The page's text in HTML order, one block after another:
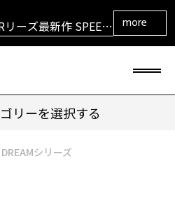
発売！
リーズ最新作 SPEED
発売！
活！ SIGMA TOUR
ス ［THE OPEN] ト
勝！
シリーズ最新作
DARKOUT発売！
more
リーを選択する
DREAMシリーズ